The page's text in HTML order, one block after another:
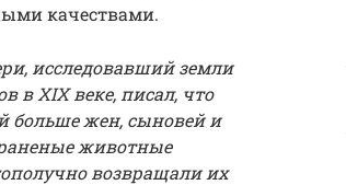
качествами.
исследовавший земли
в XIX веке, писал, что
больше жен, сыновей и
животные
возвращали их